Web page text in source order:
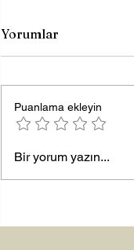
Yeni Yıla Merhaba
Yorumlar
Puanlama ekleyin
Bir yorum yazın...